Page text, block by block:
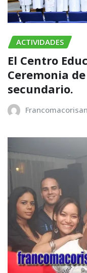
ACTIVIDADES
El Centro
Ceremonia
secundario.